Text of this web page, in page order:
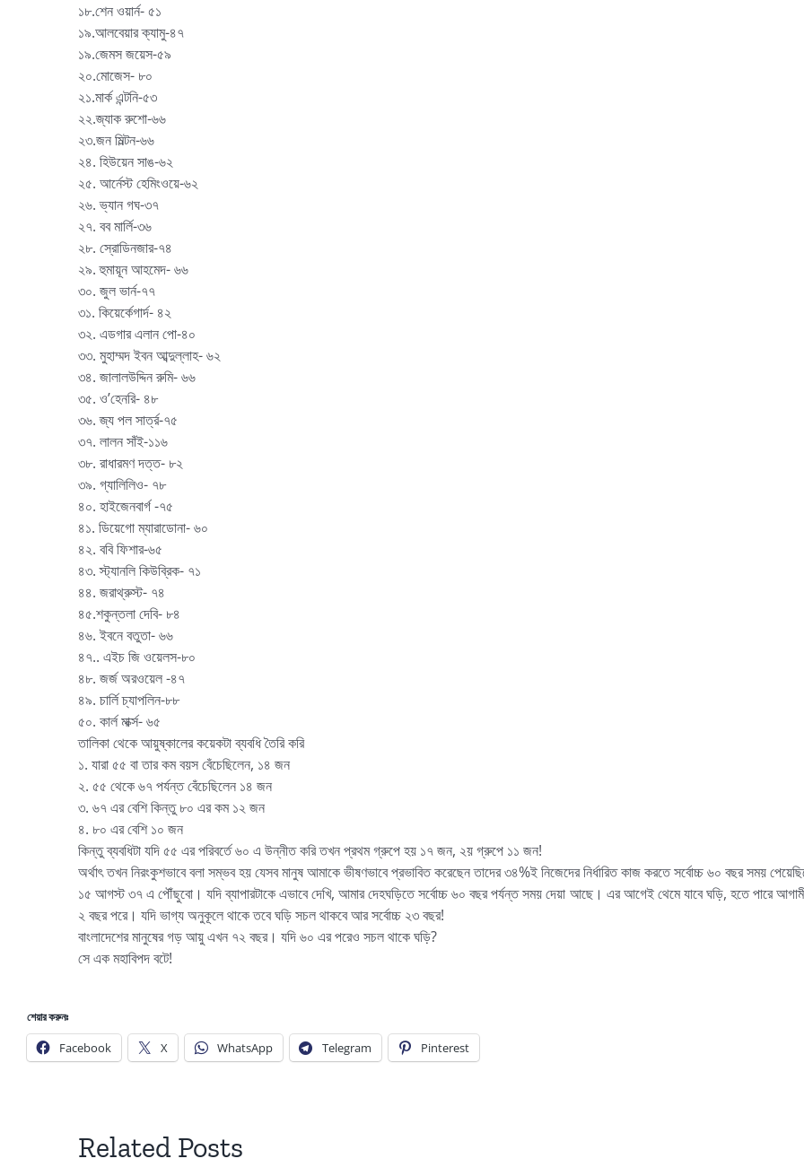
১৮.শেন ওয়ার্ন- ৫১
১৯.আলবেয়ার ক্যামু-৪৭
১৯.জেমস জয়েস-৫৯
২০.মোজেস- ৮০
২১.মার্ক এন্টনি-৫৩
২২.জ্যাক রুশো-৬৬
২৩.জন মিল্টন-৬৬
২৪. হিউয়েন সাঙ-৬২
২৫. আর্নেস্ট হেমিংওয়ে-৬২
২৬. ভ্যান গঘ-৩৭
২৭. বব মার্লি-৩৬
২৮. স্রোডিনজার-৭৪
২৯. হুমায়ূন আহমেদ- ৬৬
৩০. জুল ভার্ন-৭৭
৩১. কিয়ের্কেগার্দ- ৪২
৩২. এডগার এলান পো-৪০
৩৩. মুহাম্মদ ইবন আব্দুল্লাহ- ৬২
৩৪. জালালউদ্দিন রুমি- ৬৬
৩৫. ও’হেনরি- ৪৮
৩৬. জ্য পল সার্ত্র-৭৫
৩৭. লালন সাঁই-১১৬
৩৮. রাধারমণ দত্ত- ৮২
৩৯. গ্যালিলিও- ৭৮
৪০. হাইজেনবার্গ -৭৫
৪১. ডিয়েগো ম্যারাডোনা- ৬০
৪২. ববি ফিশার-৬৫
৪৩. স্ট্যানলি কিউব্রিক- ৭১
৪৪. জরাথ্রুস্ট- ৭৪
৪৫.শকুন্তলা দেবি- ৮৪
৪৬. ইবনে বতুতা- ৬৬
৪৭.. এইচ জি ওয়েলস-৮০
৪৮. জর্জ অরওয়েল -৪৭
৪৯. চার্লি চ্যাপলিন-৮৮
৫০. কার্ল মার্ক্স- ৬৫
তালিকা থেকে আয়ুষ্কালের কয়েকটা ব্যবধি তৈরি করি
১. যারা ৫৫ বা তার কম বয়স বেঁচেছিলেন, ১৪ জন
২. ৫৫ থেকে ৬৭ পর্যন্ত বেঁচেছিলেন ১৪ জন
৩. ৬৭ এর বেশি কিন্তু ৮০ এর কম ১২ জন
৪. ৮০ এর বেশি ১০ জন
কিন্তু ব্যবধিটা যদি ৫৫ এর পরিবর্তে ৬০ এ উন্নীত করি তখন প্রথম গ্রুপে হয় ১৭ জন, ২য় গ্রুপে ১১ জন!
অর্থাৎ তখন নিরংকুশভাবে বলা সম্ভব হয় যেসব মানুষ আমাকে ভীষণভাবে প্রভাবিত করেছেন তাদের ৩৪%ই নিজেদের নির্ধারিত কাজ করতে সর্বোচ্চ ৬০ বছর সময়
১৫ আগস্ট ৩৭ এ পৌঁছুবো। যদি ব্যাপারটাকে এভাবে দেখি, আমার দেহঘড়িতে সর্বোচ্চ ৬০ বছর পর্যন্ত সময় দেয়া আছে। এর আগেই থেমে যাবে ঘড়ি, হতে পারে
২ বছর পরে। যদি ভাগ্য অনুকূলে থাকে তবে ঘড়ি সচল থাকবে আর সর্বোচ্চ ২৩ বছর!
বাংলাদেশের মানুষের গড় আয়ু এখন ৭২ বছর। যদি ৬০ এর পরেও সচল থাকে ঘড়ি?
সে এক মহাবিপদ বটে!
শেয়ার করুনঃ
Facebook X WhatsApp Telegram Pinterest
Related Posts